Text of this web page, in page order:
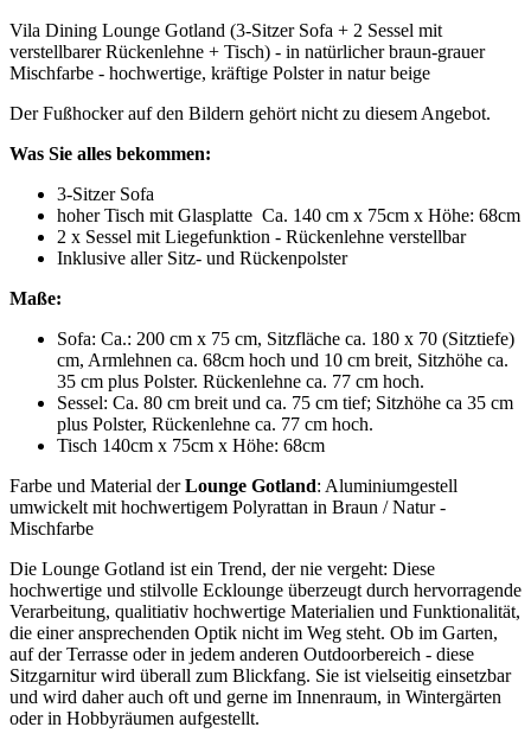
Vila Dining Lounge Gotland (3-Sitzer Sofa + 2 Sessel mit
verstellbarer Rückenlehne + Tisch) - in natürlicher braun-grauer
Mischfarbe - hochwertige, kräftige Polster in natur beige
Der Fußhocker auf den Bildern gehört nicht zu diesem Angebot.
Was Sie alles bekommen:
3-Sitzer Sofa
hoher Tisch mit Glasplatte Ca. 140 cm x 75cm x Höhe: 68cm
2 x Sessel mit Liegefunktion - Rückenlehne verstellbar
Inklusive aller Sitz- und Rückenpolster
Maße:
Sofa: Ca.: 200 cm x 75 cm, Sitzfläche ca. 180 x 70 (Sitztiefe)
cm, Armlehnen ca. 68cm hoch und 10 cm breit, Sitzhöhe ca.
35 cm plus Polster. Rückenlehne ca. 77 cm hoch.
Sessel: Ca. 80 cm breit und ca. 75 cm tief; Sitzhöhe ca 35 cm
plus Polster, Rückenlehne ca. 77 cm hoch.
Tisch 140cm x 75cm x Höhe: 68cm
Farbe und Material derLounge Gotland: Aluminiumgestell
umwickelt mit hochwertigem Polyrattan in Braun / Natur -
Mischfarbe
Die Lounge Gotland ist ein Trend, der nie vergeht: Diese
hochwertige und stilvolle Ecklounge überzeugt durch hervorragende
Verarbeitung, qualitiativ hochwertige Materialien und Funktionalität,
die einer ansprechenden Optik nicht im Weg steht. Ob im Garten,
auf der Terrasse oder in jedem anderen Outdoorbereich - diese
Sitzgarnitur wird überall zum Blickfang. Sie ist vielseitig einsetzbar
und wird daher auch oft und gerne im Innenraum, in Wintergärten
oder in Hobbyräumen aufgestellt.